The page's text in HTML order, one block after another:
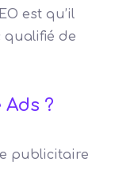
est qu’il
qualifié de
Ads ?
publicitaire